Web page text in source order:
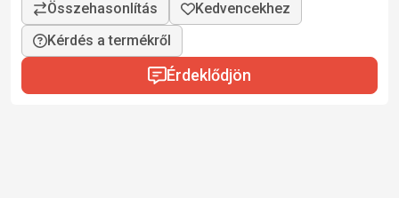
Kérdés a termékről
Érdeklődjön